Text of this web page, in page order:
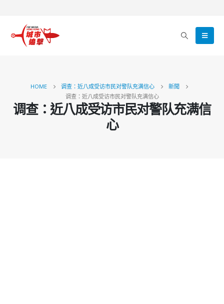
HOME 调查：近八成受访市民对警队充满信心
新聞
调查：近八成受访市民对警队充满信心
调查：近八成受访市民对警队充满信
心